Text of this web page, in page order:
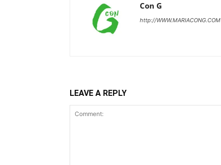
Con G
http://WWW.MARIACONG.COM
LEAVE A REPLY